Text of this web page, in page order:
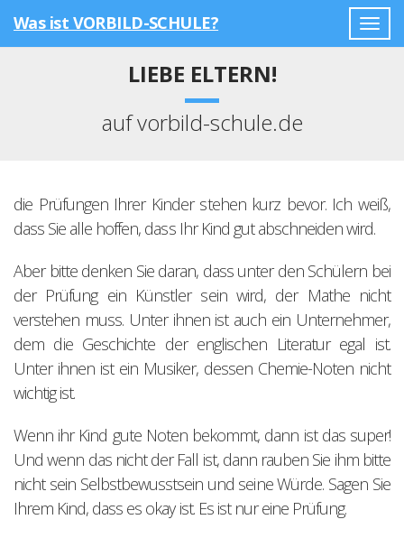
Was ist VORBILD-SCHULE?
LIEBE ELTERN!
auf vorbild-schule.de
die Prüfungen Ihrer Kinder stehen kurz bevor. Ich weiß,
dass Sie alle hoffen, dass Ihr Kind gut abschneiden wird.
Aber bitte denken Sie daran, dass unter den Schülern bei
der Prüfung ein Künstler sein wird, der Mathe nicht
verstehen muss. Unter ihnen ist auch ein Unternehmer,
dem die Geschichte der englischen Literatur egal ist.
Unter ihnen ist ein Musiker, dessen Chemie-Noten nicht
wichtig ist.
Wenn ihr Kind gute Noten bekommt, dann ist das super!
Und wenn das nicht der Fall ist, dann rauben Sie ihm bitte
nicht sein Selbstbewusstsein und seine Würde. Sagen Sie
Ihrem Kind, dass es okay ist. Es ist nur eine Prüfung.